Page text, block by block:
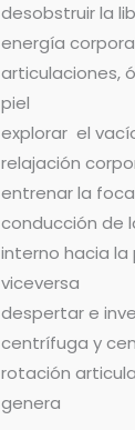
desobstruir la
energía
articulaciones,
piel
explorar el
relajación
entrenar la
conducción de
interno hacia la
viceversa
despertar e
centrífuga y
rotación
genera